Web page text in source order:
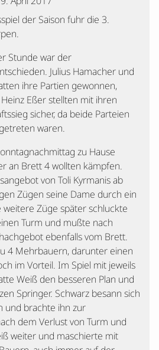
der Saison fuhr die 3.
Stunde war der
Julius Hamacher und
ihre Partien gewonnen,
Eßer stellten mit ihren
sicher, da beide Parteien
waren.
zu Hause
an Brett 4 wollten kämpfen.
von Toli Kyrmanis ab
Zügen seine Dame durch ein
weitere Züge später schluckte
Turm und mußte nach
ebenfalls vom Brett.
4 Mehrbauern, darunter einen
im Vorteil. Im Spiel mit jeweils
Weiß den besseren Plan und
Springer. Schwarz besann sich
und brachte ihn zur
dem Verlust von Turm und
weiter und maschierte mit